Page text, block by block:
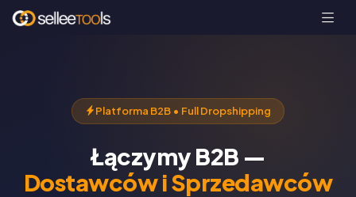
Platforma B2B • Full Dropshipping
Łączymy B2B —
Dostawców i Sprzedawców